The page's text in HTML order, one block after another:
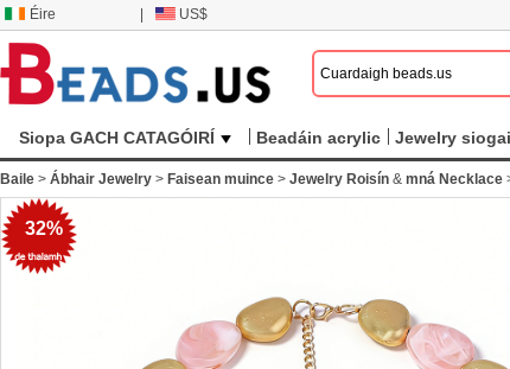
Éire US$
Siopa GACH CATAGÓIRÍ Beadáin acrylic Jewelry
Baile > Ábhair Jewelry > Faisean muince > Jewelry Roisín & mná Necklace
32%